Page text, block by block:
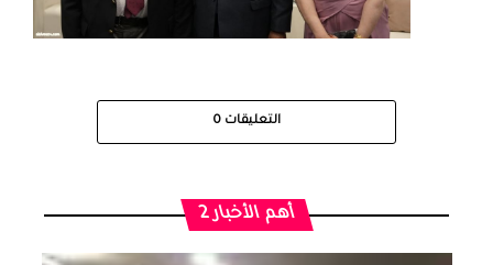
التعليقات 0
أهم الأخبار 2